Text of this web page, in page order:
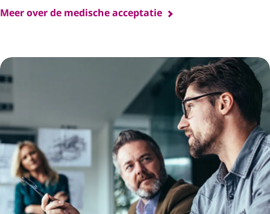
Meer over de medische acceptatie